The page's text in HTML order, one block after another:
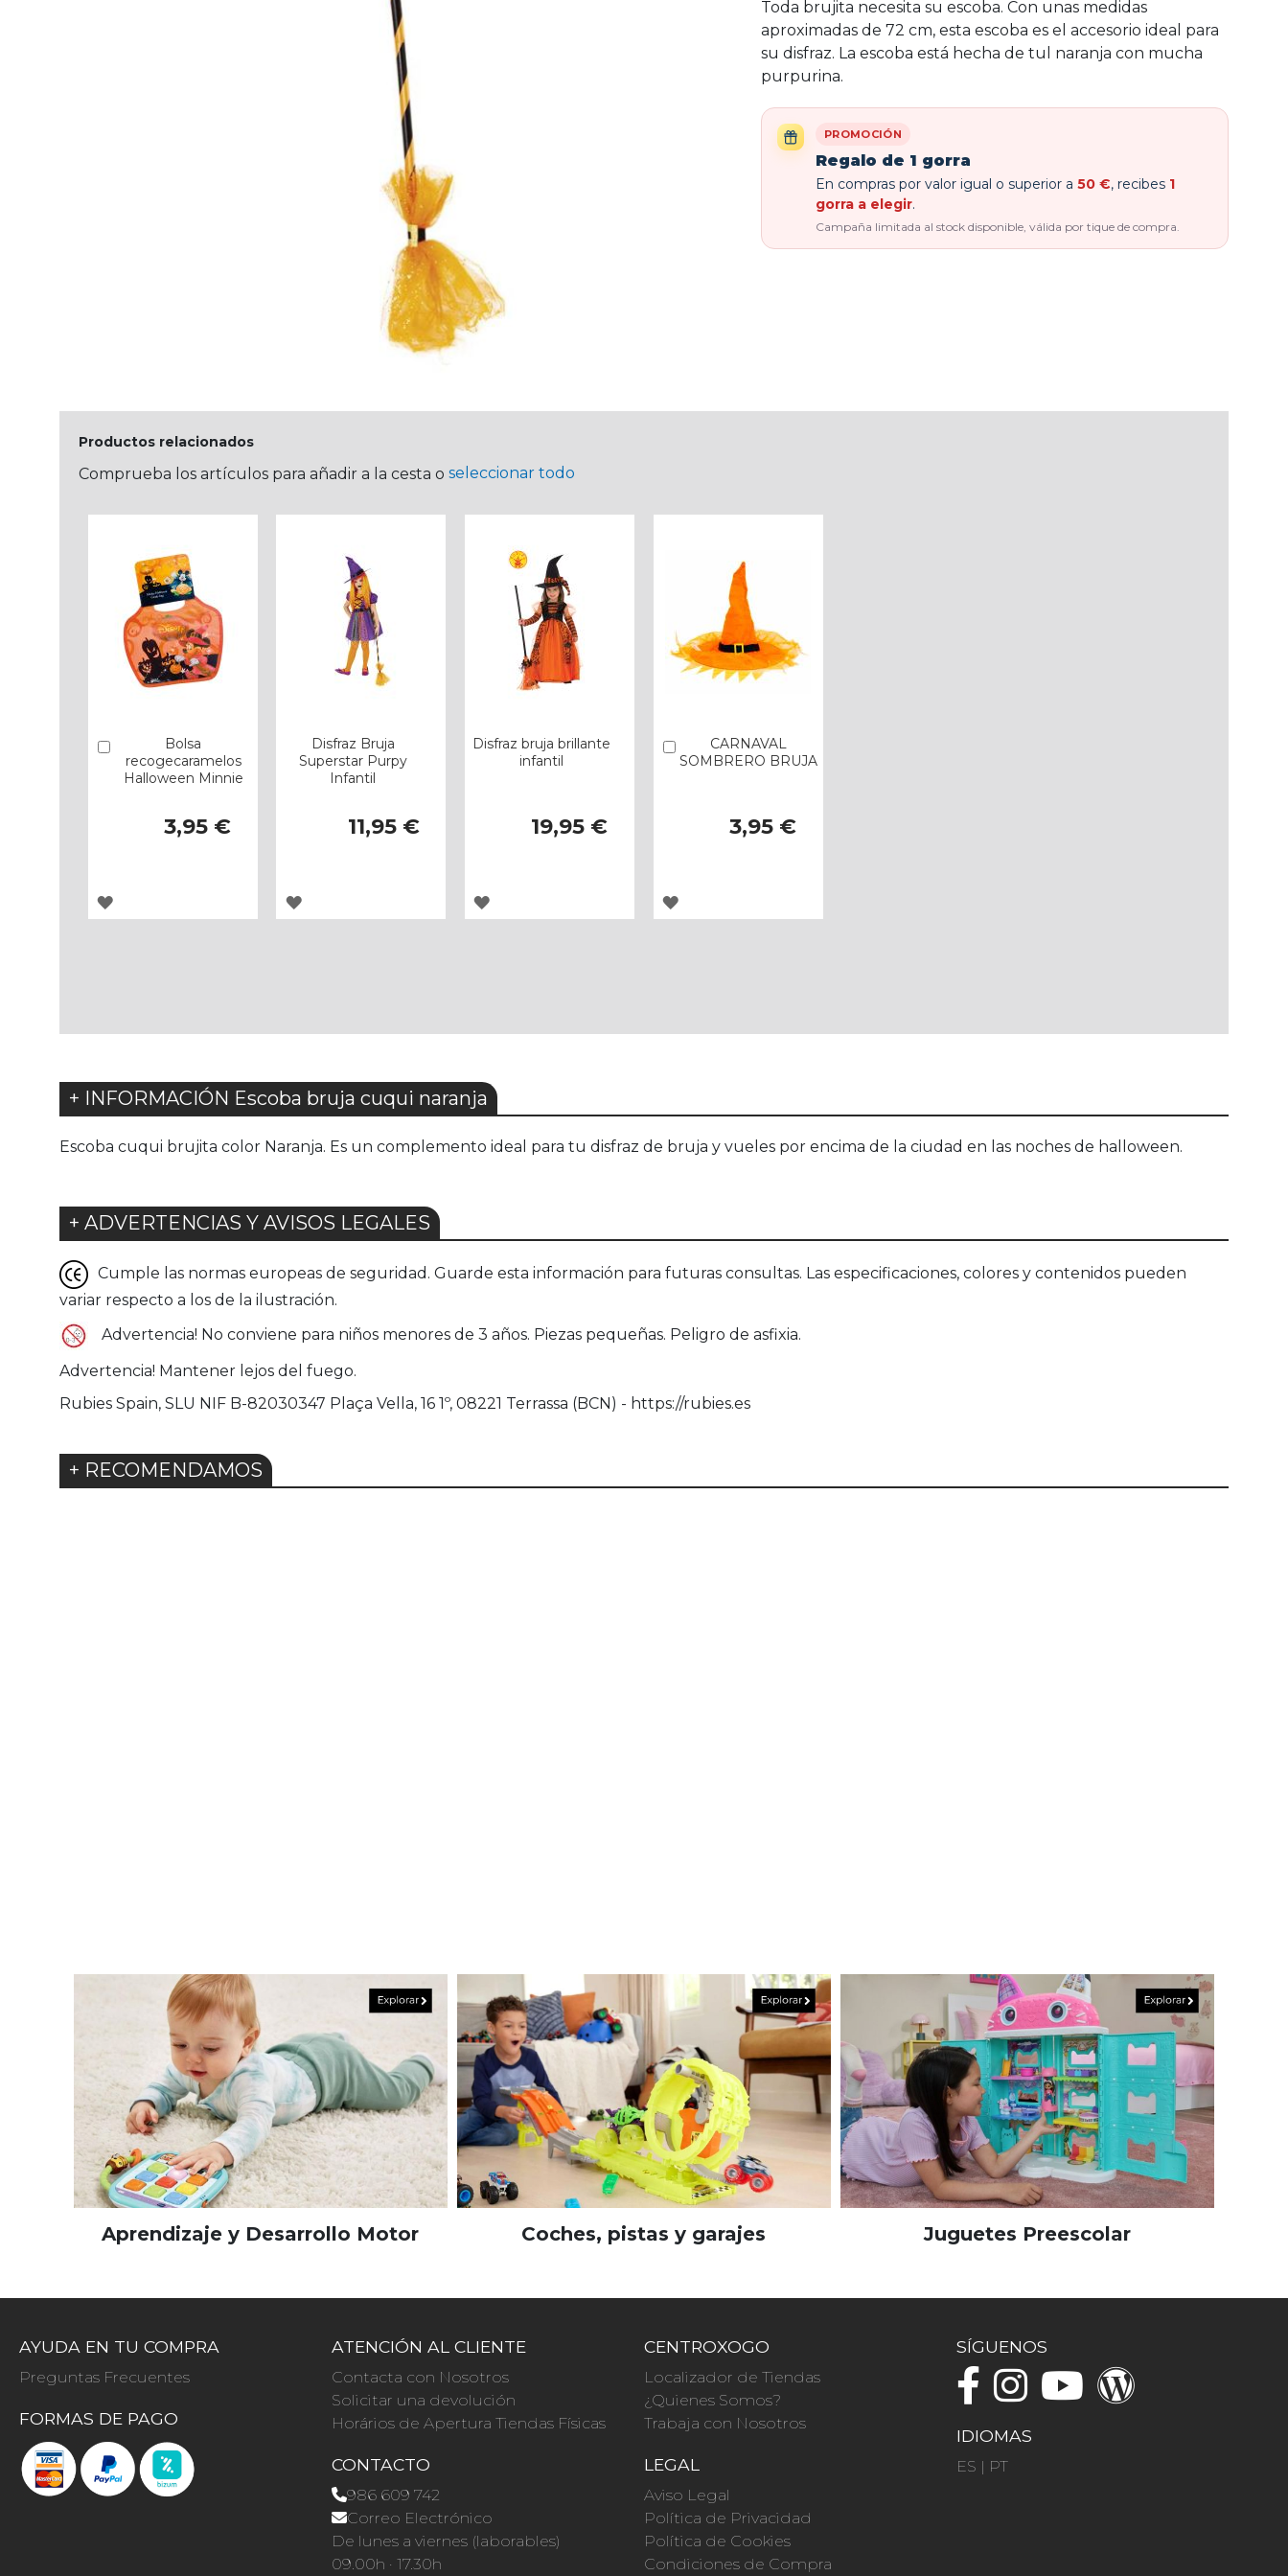
Toda brujita necesita su escoba. Con unas medidas
aproximadas de 72 cm, esta escoba es el accesorio ideal para
su disfraz. La escoba está hecha de tul naranja con mucha
purpurina.
PROMOCIÓN
Regalo de 1 gorra
En compras por valor igual o superior a 50 €, recibes 1
gorra a elegir.
Campaña limitada al stock disponible, válida por tique de compra.
Productos relacionados
Comprueba los artículos para añadir a la cesta o seleccionar todo
Bolsa
recogecaramelos
Halloween Minnie
3,95 €
AGREGAR
Disfraz Bruja
Superstar Purpy
Infantil
11,95 €
AGREGAR
Disfraz bruja brillante
infantil
19,95 €
AGREGAR
CARNAVAL
SOMBRERO BRUJA
3,95 €
Añadir
AGREGAR
+ INFORMACIÓN Escoba bruja cuqui naranja
Escoba cuqui brujita color Naranja. Es un complemento ideal para tu disfraz de bruja y vueles por encima de la ciudad en las noches de halloween.
+ ADVERTENCIAS Y AVISOS LEGALES
Cumple las normas europeas de seguridad. Guarde esta información para futuras consultas. Las especificaciones, colores y contenidos pueden
variar respecto a los de la ilustración.
Advertencia! No conviene para niños menores de 3 años. Piezas pequeñas. Peligro de asfixia.
Advertencia! Mantener lejos del fuego.
Rubies Spain, SLU NIF B-82030347 Plaça Vella, 16 1º, 08221 Terrassa (BCN) - https://rubies.es
+ RECOMENDAMOS
Aprendizaje y Desarrollo Motor Coches, pistas y garajes Juguetes Preescolar
AYUDA EN TU COMPRA
Preguntas Frecuentes
FORMAS DE PAGO
ATENCIÓN AL CLIENTE
Contacta con Nosotros
Solicitar una devolución
Horários de Apertura Tiendas Físicas
CONTACTO
986 609 742
Correo Electrónico
De lunes a viernes (laborables)
09.00h · 17.30h
CENTROXOGO
Localizador de Tiendas
¿Quienes Somos?
Trabaja con Nosotros
LEGAL
Aviso Legal
Política de Privacidad
Política de Cookies
Condiciones de Compra
SÍGUENOS
IDIOMAS
ES | PT